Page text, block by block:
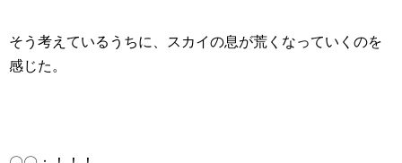
そう考えているうちに、スカイの息が荒くなっていくのを
感じた。